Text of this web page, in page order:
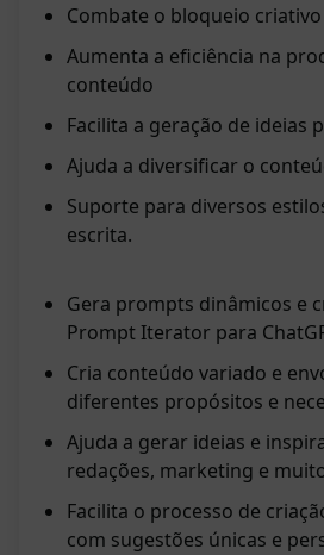
Combate o bloqueio criativo
Aumenta a eficiência na
conteúdo
Facilita a geração de ideias
Ajuda a diversificar o
Suporte para diversos
escrita.
Gera prompts dinâmicos e
Prompt Iterator para
Cria conteúdo variado e
diferentes propósitos e
Ajuda a gerar ideias e
redações, marketing e
Facilita o processo de
com sugestões únicas e